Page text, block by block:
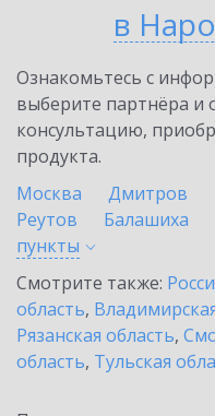
в
Ознакомьтесь с
выберите партнёра и
консультацию,
продукта.
Москва
Дмитров
Реутов
Балашиха
пункты
Смотрите также:
область,
Рязанская область,
область, Тульская